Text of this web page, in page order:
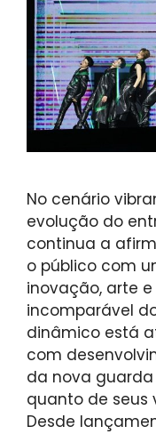
No cenário
evolução do
continua a
o público com
inovação, arte
incomparável
dinâmico está
com
da nova
quanto de seus
Desde